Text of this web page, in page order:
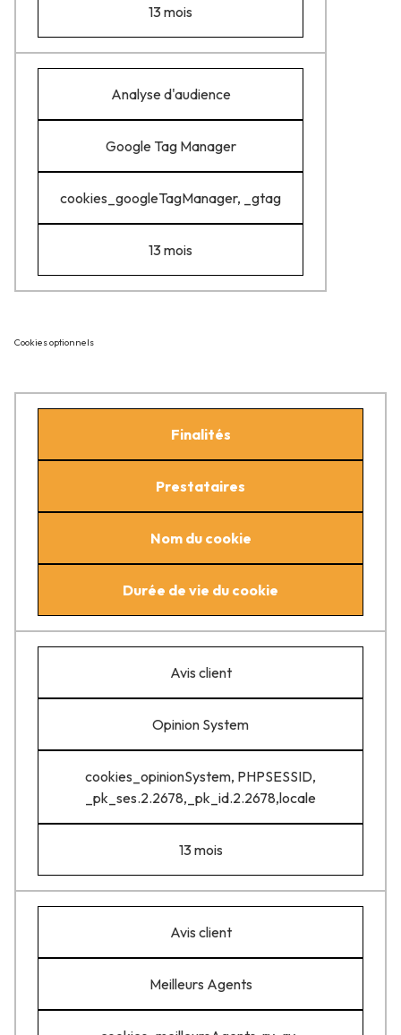
13 mois
Analyse d'audience
Google Tag Manager
cookies_googleTagManager, _gtag
13 mois
Cookies optionnels
Finalités
Prestataires
Nom du cookie
Durée de vie du cookie
Avis client
Opinion System
cookies_opinionSystem, PHPSESSID,
_pk_ses.2.2678,_pk_id.2.2678,locale
13 mois
Avis client
Meilleurs Agents